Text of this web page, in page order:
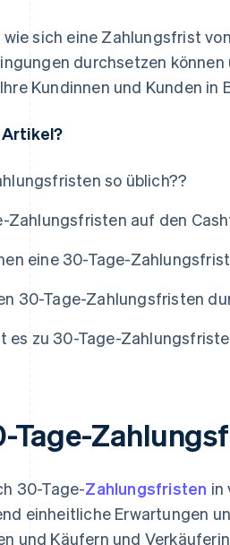
sich eine Zahlungsfrist
durchsetzen
Kundinnen und Kunden in
so üblich??
Zahlungsfristen auf den
eine 30-Tage-
30-Tage-Zahlungsfristen
es zu 30-Tage-
Tage-
30-Tage-Zahlungsfristen in
einheitliche Erwartungen
und Käufern und